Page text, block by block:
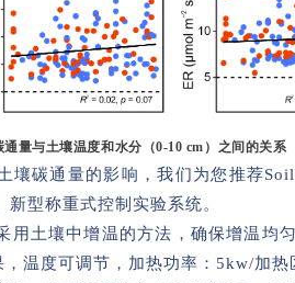
通量与土壤温度和水分（0-10 cm）之间的关系
壤碳通量的影响，我们为您推荐
型称重式控制实验系统。
用土壤中增温的方法，确保增温均
温度可调节，加热功率：5kw/加热